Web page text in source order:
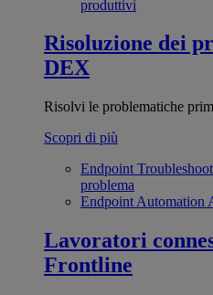
produttivi
Risoluzione dei
DEX
Risolvi le problematiche
Scopri di più
Endpoint
problema
Endpoint Automation
Lavoratori
Frontline